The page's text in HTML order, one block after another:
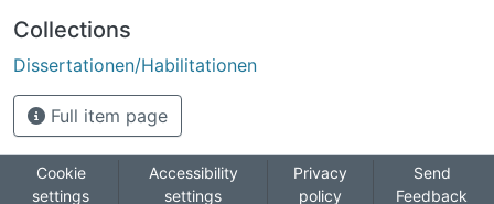
Glykokonjugate anzureichern und diese als potentielle
Virostatika zu untersuchen. Die hergestellten
peracetylierten ManNAc-Analoga, OAc4-ManNProp und
OAc4-ManNBut, dienten der Inkubation von A549-
natürlichen Sialinsäuren durch künstlich veränderte zu
ersetzen. Es wurde unter verschiedenen Parametern ein
Collections
Dissertationen/Habilitationen
Full item page
Cookie
settings
Accessibility
settings
Privacy
policy
Send
Feedback